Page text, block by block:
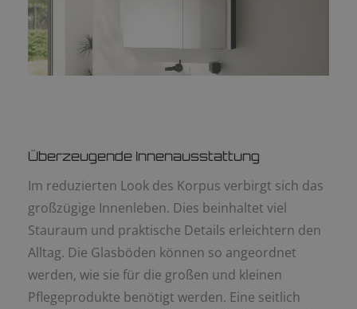
Überzeugende Innenausstattung
Im reduzierten Look des Korpus verbirgt sich das
großzügige Innenleben. Dies beinhaltet viel
Stauraum und praktische Details erleichtern den
Alltag. Die Glasböden können so angeordnet
werden, wie sie für die großen und kleinen
Pflegeprodukte benötigt werden. Eine seitlich